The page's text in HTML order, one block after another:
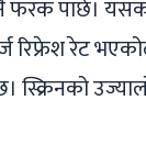
पार्छ।
रिफ्रेश रेट